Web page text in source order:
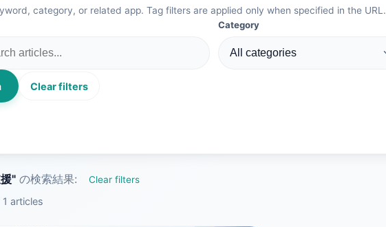
category, or related app. Tag filters are applied only when specified in the URL.
Category
Clear filters
" の検索結果: Clear filters
articles